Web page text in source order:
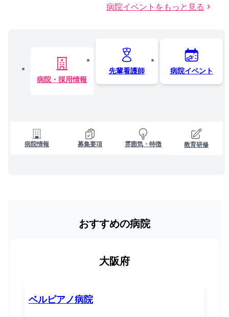
病院イベントをもっと見る
病院・採用情報
先輩看護師 病院イベント
病院情報 募集要項 雰囲気・特徴 教育研修
おすすめの病院
大阪府
ベルピアノ病院